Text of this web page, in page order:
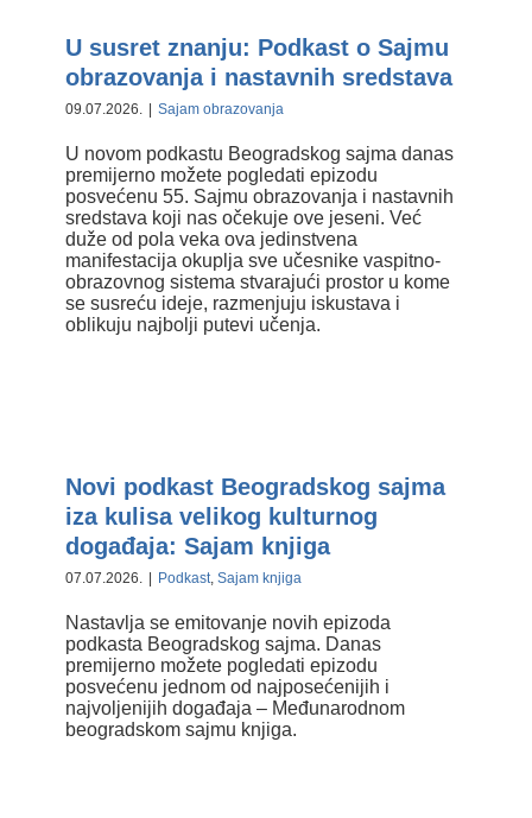
U susret znanju: Podkast o Sajmu
obrazovanja i nastavnih sredstava
09.07.2026. | Sajam obrazovanja
U novom podkastu Beogradskog sajma danas
premijerno možete pogledati epizodu
posvećenu 55. Sajmu obrazovanja i nastavnih
sredstava koji nas očekuje ove jeseni. Već
duže od pola veka ova jedinstvena
manifestacija okuplja sve učesnike vaspitno-
obrazovnog sistema stvarajući prostor u kome
se susreću ideje, razmenjuju iskustava i
oblikuju najbolji putevi učenja.
događaja: Sajam knjiga
Novi podkast Beogradskog sajma
iza kulisa velikog kulturnog
događaja: Sajam knjiga
07.07.2026. | Podkast, Sajam knjiga
Nastavlja se emitovanje novih epizoda
podkasta Beogradskog sajma. Danas
premijerno možete pogledati epizodu
posvećenu jednom od najposećenijih i
najvoljenijih događaja – Međunarodnom
beogradskom sajmu knjiga.